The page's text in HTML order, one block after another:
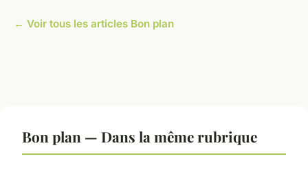
← Voir tous les articles Bon plan
Bon plan — Dans la même rubrique